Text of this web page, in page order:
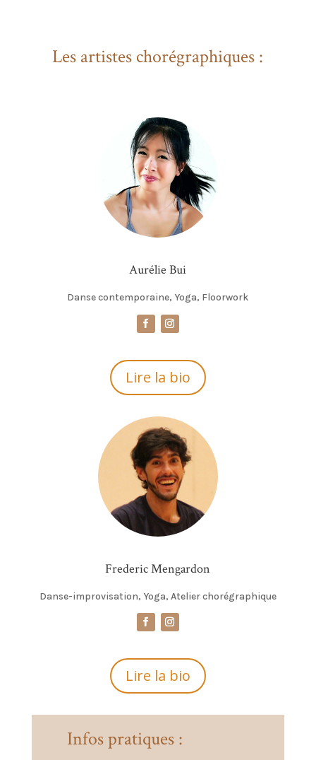
Les artistes chorégraphiques :
Aurélie Bui
Danse contemporaine, Yoga, Floorwork
Lire la bio
Frederic Mengardon
Danse-improvisation, Yoga, Atelier chorégraphique
Lire la bio
Infos pratiques :